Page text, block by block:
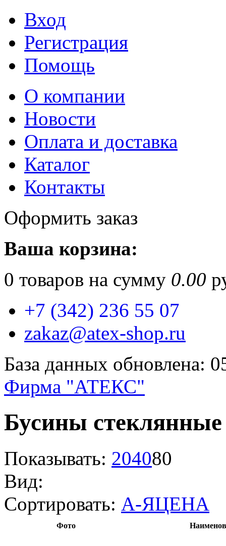
Вход
Регистрация
Помощь
О компании
Новости
Оплата и доставка
Каталог
Контакты
Оформить заказ
Ваша корзина:
0 товаров на сумму 0.00
+7 (342) 236 55 07
zakaz@atex-shop.ru
База данных обновлена:
Фирма "АТЕКС"
Бусины стеклянные
Показывать: 204080
Вид:
Сортировать: А-ЯЦЕНА
Фото